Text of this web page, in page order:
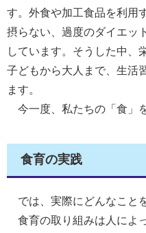
す。外食や加工食品を利用
摂らない、過度のダイエッ
しています。そうした中、
子どもから大人まで、生活
ます。
今一度、私たちの「食」
食育の実践
では、実際にどんなこと
食育の取り組みは人によ